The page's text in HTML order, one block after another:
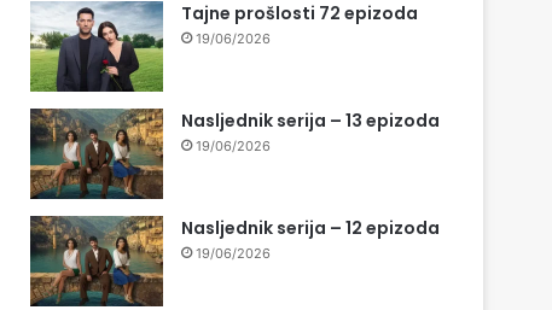
Tajne prošlosti 72 epizoda
19/06/2026
Nasljednik serija – 13 epizoda
19/06/2026
Nasljednik serija – 12 epizoda
19/06/2026